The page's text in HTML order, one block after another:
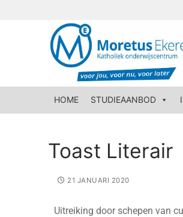
HOME STUDIEAANBOD
Toast Literair
21 JANUARI 2020
Uitreiking door schepen van